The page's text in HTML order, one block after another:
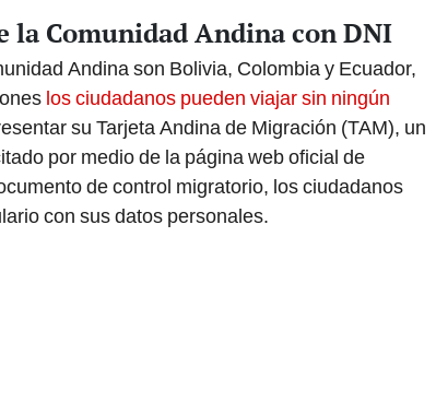
la Comunidad Andina con DNI
Andina son Bolivia, Colombia y Ecuador,
los ciudadanos pueden viajar sin ningún
su Tarjeta Andina de Migración (TAM), un
por medio de la página web oficial de
de control migratorio, los ciudadanos
con sus datos personales.